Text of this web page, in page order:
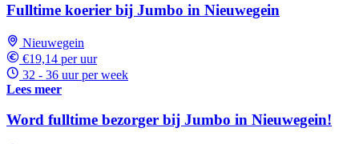
Fulltime koerier bij Jumbo in Nieuwegein
Nieuwegein
€19,14 per uur
32 - 36 uur per week
Lees meer
Word fulltime bezorger bij Jumbo in Nieuwegein!